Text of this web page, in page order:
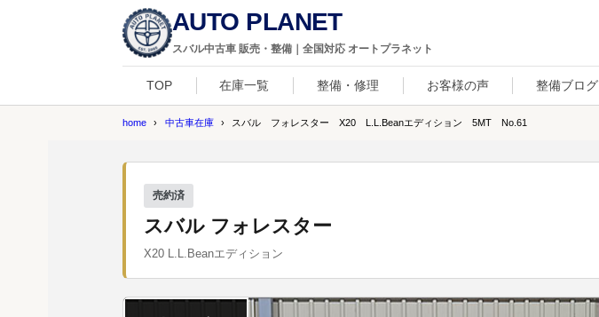
AUTO PLANET
スバル中古車 販売・整備｜全国対応 オートプラネット
TOP 在庫一覧 整備・修理 お客様の声 整備ブログ
home 中古車在庫 スバル フォレスター X20 L.L.Beanエディション 5MT No.61
売約済
スバル フォレスター
X20 L.L.Beanエディション